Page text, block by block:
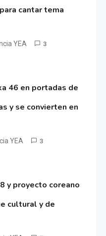
cantar tema
YEA 3
46 en portadas de
y se convierten en
YEA 3
y proyecto coreano
cultural y de